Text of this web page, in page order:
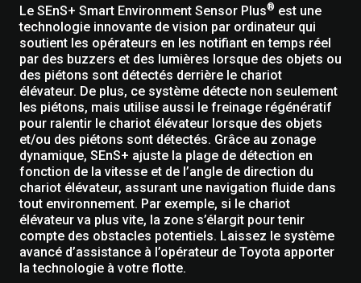
Le SEnS+ Smart Environment Sensor Plus® est une
technologie innovante de vision par ordinateur qui
soutient les opérateurs en les notifiant en temps réel
par des buzzers et des lumières lorsque des objets ou
des piétons sont détectés derrière le chariot
élévateur. De plus, ce système détecte non seulement
les piétons, mais utilise aussi le freinage régénératif
pour ralentir le chariot élévateur lorsque des objets
et/ou des piétons sont détectés. Grâce au zonage
dynamique, SEnS+ ajuste la plage de détection en
fonction de la vitesse et de l’angle de direction du
chariot élévateur, assurant une navigation fluide dans
tout environnement. Par exemple, si le chariot
élévateur va plus vite, la zone s’élargit pour tenir
compte des obstacles potentiels. Laissez le système
avancé d’assistance à l’opérateur de Toyota apporter
la technologie à votre flotte.